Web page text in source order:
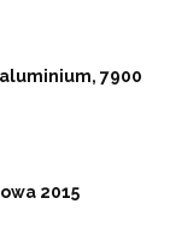
7900
2015